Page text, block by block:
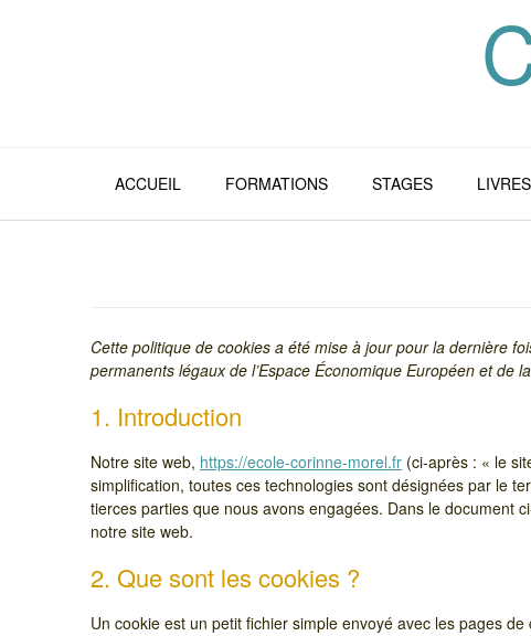
ACCUEIL FORMATIONS STAGES LIVRES
Cette politique de cookies a été mise à jour pour la dernière
permanents légaux de l’Espace Économique Européen et de
1. Introduction
Notre site web, https://ecole-corinne-morel.fr (ci-après : « le
simplification, toutes ces technologies sont désignées par le
tierces parties que nous avons engagées. Dans le document
notre site web.
2. Que sont les cookies ?
Un cookie est un petit fichier simple envoyé avec les pages